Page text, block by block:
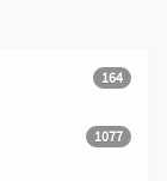
164
1077